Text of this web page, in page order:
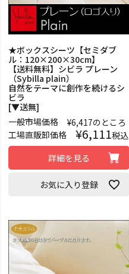
★ボックスシーツ【セミダブ
ル：120×200×30cm】
【送料無料】シビラ プレーン
（Sybilla plain）
自然をテーマに創作を続けるシ
ビラ
[▼送無]
一般市場価格
¥6,417のところ
工場直販卸価格
¥6,111税込
詳細を見る
お気に入り登録